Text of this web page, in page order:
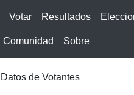
Votar Resultados
Comunidad Sobre
de Votantes